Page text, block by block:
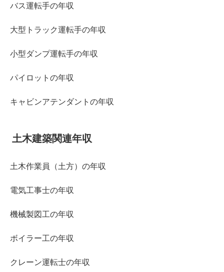
バス運転手の年収
大型トラック運転手の年収
小型ダンプ運転手の年収
パイロットの年収
キャビンアテンダントの年収
土木建築関連年収
土木作業員（土方）の年収
電気工事士の年収
機械製図工の年収
ボイラー工の年収
クレーン運転士の年収